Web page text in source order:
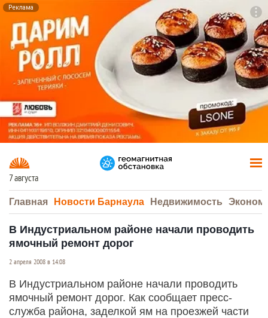
Реклама
7 августа
Главная Новости Барнаула Недвижимость
В Индустриальном районе начали проводить
ямочный ремонт дорог
2 апреля 2008 в 14:08
В Индустриальном районе начали проводить
ямочный ремонт дорог. Как сообщает пресс-
служба района, заделкой ям на проезжей части